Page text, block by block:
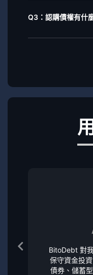
Q3：認購債權有什
BitoDebt 對
保守資金投
債券、儲蓄